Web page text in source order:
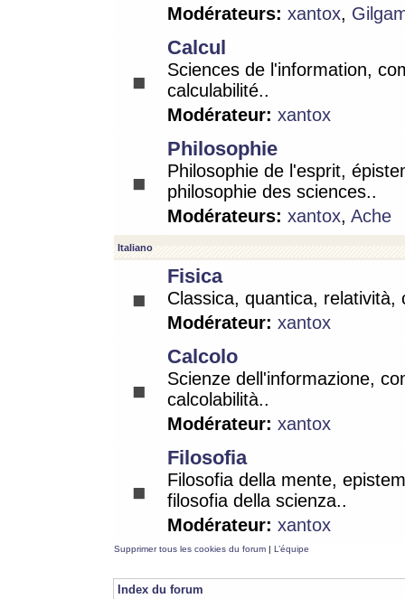
Modérateurs: xantox,
Calcul
Sciences de l'information,
calculabilité..
Modérateur: xantox
Philosophie
Philosophie de l'esprit,
philosophie des sciences..
Modérateurs: xantox, Ache
Italiano
Fisica
Classica, quantica, relatività,
Modérateur: xantox
Calcolo
Scienze dell'informazione,
calcolabilità..
Modérateur: xantox
Filosofia
Filosofia della mente,
filosofia della scienza..
Modérateur: xantox
Supprimer tous les cookies du forum | L’équipe
Index du forum